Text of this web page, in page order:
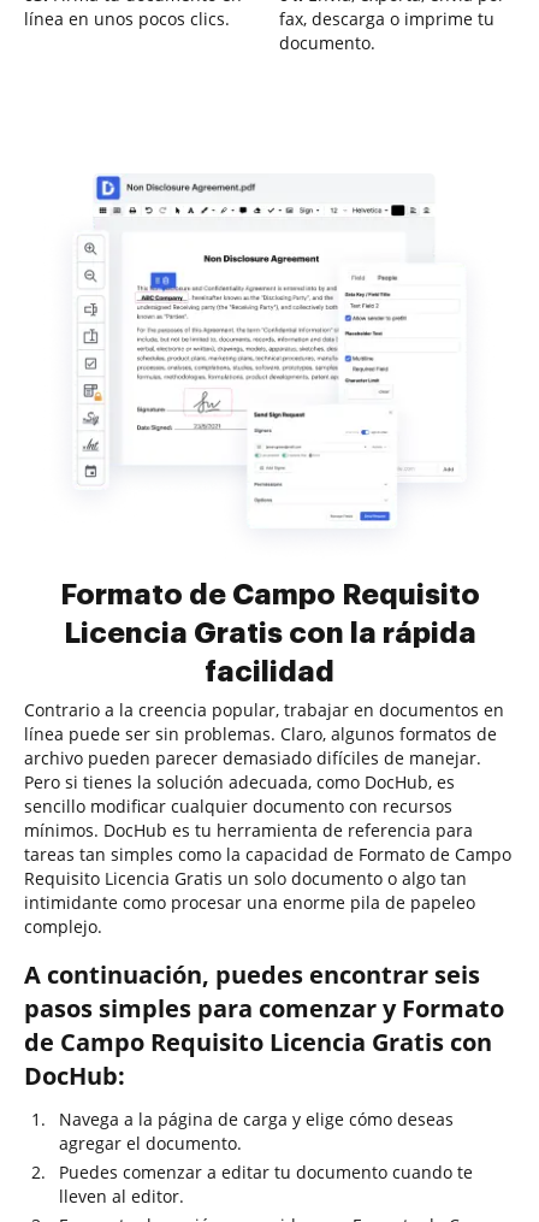
línea en unos pocos clics.
fax, descarga o imprime tu
documento.
Formato de Campo Requisito
Licencia Gratis con la rápida
facilidad
Contrario a la creencia popular, trabajar en documentos en
línea puede ser sin problemas. Claro, algunos formatos de
archivo pueden parecer demasiado difíciles de manejar.
Pero si tienes la solución adecuada, como DocHub, es
sencillo modificar cualquier documento con recursos
mínimos. DocHub es tu herramienta de referencia para
tareas tan simples como la capacidad de Formato de Campo
Requisito Licencia Gratis un solo documento o algo tan
intimidante como procesar una enorme pila de papeleo
complejo.
A continuación, puedes encontrar seis
pasos simples para comenzar y Formato
de Campo Requisito Licencia Gratis con
DocHub:
Navega a la página de carga y elige cómo deseas
agregar el documento.
Puedes comenzar a editar tu documento cuando te
lleven al editor.